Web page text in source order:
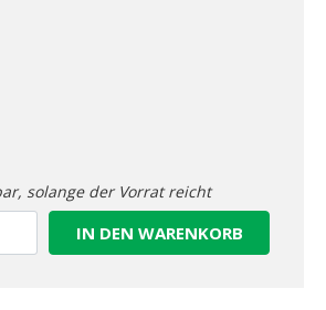
solange der Vorrat reicht
IN DEN WARENKORB